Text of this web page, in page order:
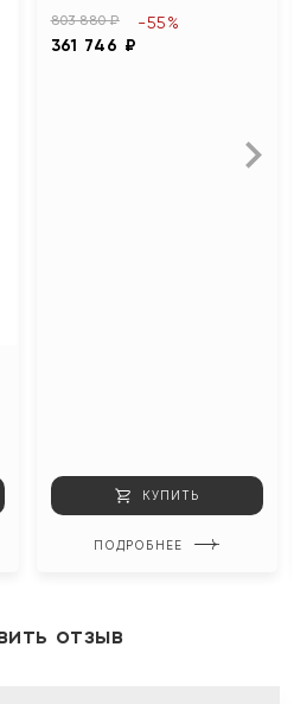
803 880 ₽
361 746 ₽
-55%
КУПИТЬ
ПОДРОБНЕЕ
отзыв